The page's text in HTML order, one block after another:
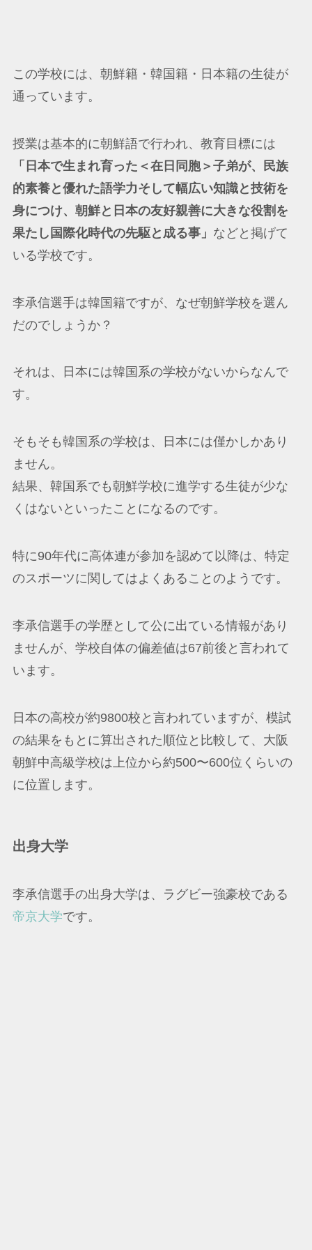
この学校には、朝鮮籍・韓国籍・日本籍の生徒が
通っています。
授業は基本的に朝鮮語で行われ、教育目標には
「日本で生まれ育った＜在日同胞＞子弟が、民族
的素養と優れた語学力そして幅広い知識と技術を
身につけ、朝鮮と日本の友好親善に大きな役割を
果たし国際化時代の先駆と成る事」 などと掲げて
いる学校です。
李承信選手は韓国籍ですが、なぜ朝鮮学校を選ん
だのでしょうか？
それは、日本には韓国系の学校がないからなんで
す。
そもそも韓国系の学校は、日本には僅かしかあり
ません。
結果、韓国系でも朝鮮学校に進学する生徒が少な
くはないといったことになるのです。
特に90年代に高体連が参加を認めて以降は、特定
のスポーツに関してはよくあることのようです。
李承信選手の学歴として公に出ている情報があり
ませんが、学校自体の偏差値は67前後と言われて
います。
日本の高校が約9800校と言われていますが、模試
の結果をもとに算出された順位と比較して、大阪
朝鮮中高級学校は上位から約500〜600位くらいの
に位置します。
出身大学
李承信選手の出身大学は、ラグビー強豪校である
帝京大学です。